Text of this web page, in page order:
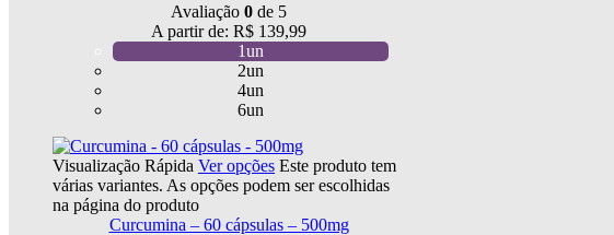
Avaliação 0 de 5
A partir de: R$ 139,99
1un
2un
4un
6un
Visualização Rápida Ver opções Este produto tem
várias variantes. As opções podem ser escolhidas
na página do produto
Curcumina – 60 cápsulas – 500mg